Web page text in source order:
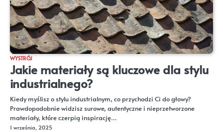
WYSTRÓJ
Jakie materiały są kluczowe dla stylu
industrialnego?
Kiedy myślisz o stylu industrialnym, co przychodzi Ci do głowy?
Prawdopodobnie widzisz surowe, autentyczne i nieprzetworzone
materiały, które czerpią inspirację…
1 września, 2025